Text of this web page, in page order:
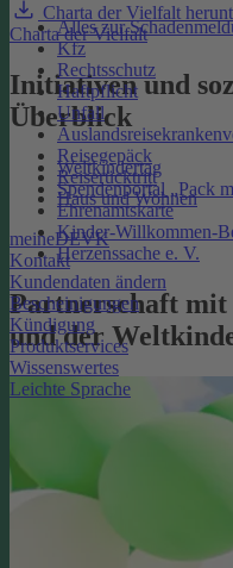
Alles zur
Kfz
Rechtsschutz
Haftpflicht
Unfall
Reisegepäck
Reiserücktritt
Haus und Wohnen
meineDEVK
Kontakt
Kundendaten ändern
Bescheinigungen
Kündigung
Produktservices
Wissenswertes
Leichte Sprache
Charta der Vielfalt
Charta der Vielfalt
Initiativen und
Überblick
Weltkindertag
Spendenportal „Pack
Ehrenamtskarte
Kinder-Willkommen-
Herzenssache e. V.
Partnerschaft
und der